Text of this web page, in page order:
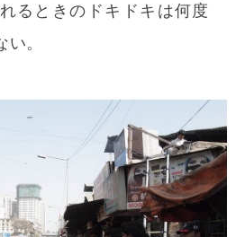
るときのドキドキは何度
。